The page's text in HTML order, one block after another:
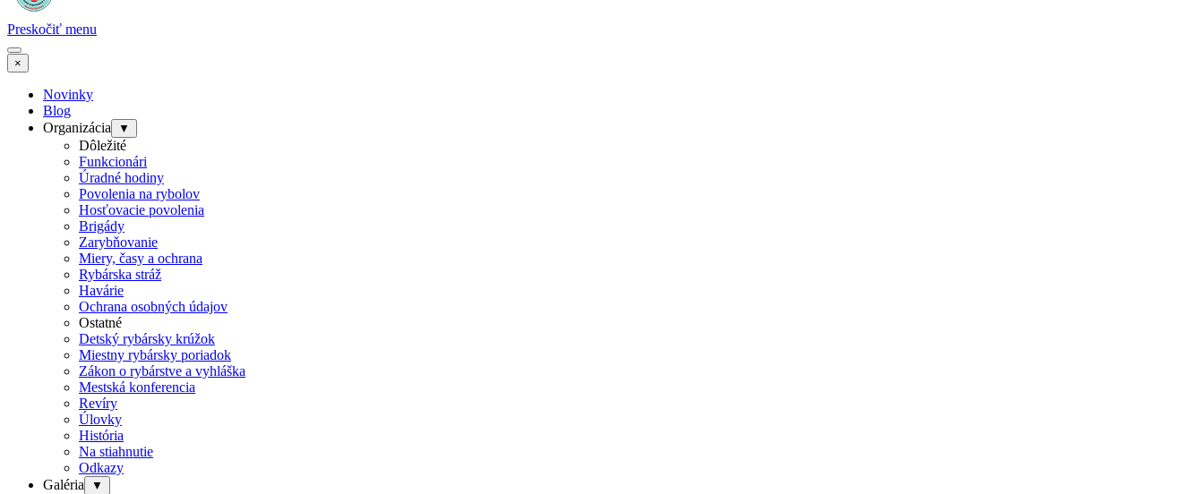
Preskočiť menu
×
Novinky
Blog
Organizácia
▼
Dôležité
Funkcionári
Úradné hodiny
Povolenia na rybolov
Hosťovacie povolenia
Brigády
Zarybňovanie
Miery, časy a ochrana
Rybárska stráž
Havárie
Ochrana osobných údajov
Ostatné
Detský rybársky krúžok
Miestny rybársky poriadok
Zákon o rybárstve a vyhláška
Mestská konferencia
Revíry
Úlovky
História
Na stiahnutie
Odkazy
Galéria
▼